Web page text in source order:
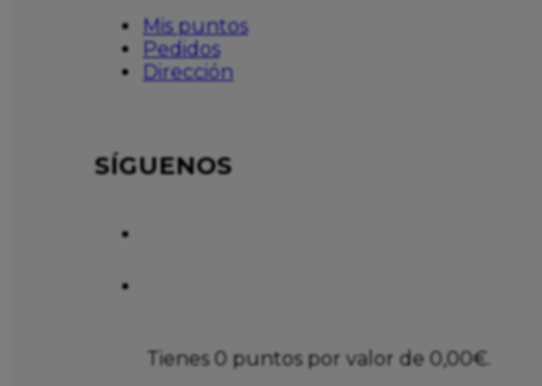
Mis puntos
Pedidos
Dirección
SÍGUENOS
Tienes 0 puntos por valor de 0,00€.